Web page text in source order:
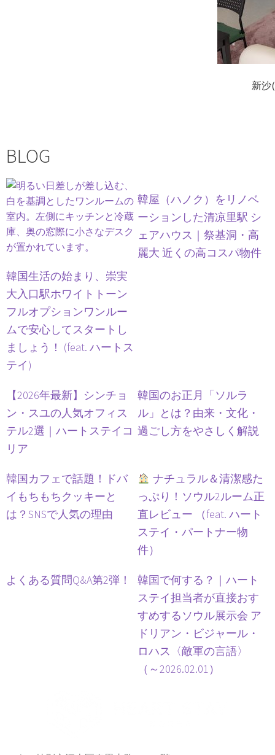
新沙
BLOG
韓国生活の始まり、崇実
大入口駅ホワイトトーン
フルオプションワンルー
ムで安心してスタートし
ましょう！ (feat. ハートス
テイ)
韓屋（ハノク）をリノベ
ーションした清凉里駅 シ
ェアハウス｜祭基洞・高
麗大 近くの高コスパ物件
【2026年最新】シンチョ
ン・スユの人気オフィス
テル2選｜ハートステイコ
リア
韓国のお正月「ソルラ
ル」とは？由来・文化・
過ごし方をやさしく解説
韓国カフェで話題！ドバ
イもちもちクッキーと
は？SNSで人気の理由
ナチュラル＆清潔感た
っぷり！ソウル2ルーム正
直レビュー （feat. ハート
ステイ・パートナー物
件）
よくある質問Q&A第2弾！
韓国で何する？｜ハート
ステイ担当者が直接おす
すめするソウル展示会 ア
ドリアン・ビジャール・
ロハス〈敵軍の言語〉
（～2026.02.01）